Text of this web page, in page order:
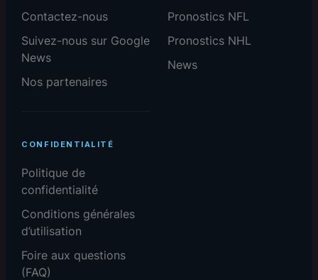
Contactez-nous
Suivez-nous sur Google
News
Nos partenaires
Pronostics NFL
Pronostics NHL
News
CONFIDENTIALITÉ
Politique de
confidentialité
Conditions générales
d’utilisation
Foire aux questions
(FAQ)